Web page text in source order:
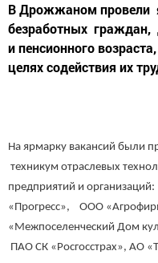
В Дрожжаном провели
безработных граждан,
и пенсионного
целях содействия их
На ярмарку вакансий были
техникум отраслевых
предприятий и
«Прогресс», ООО
«Межпоселенческий Дом
ПАО СК «Росгосстрах», АО